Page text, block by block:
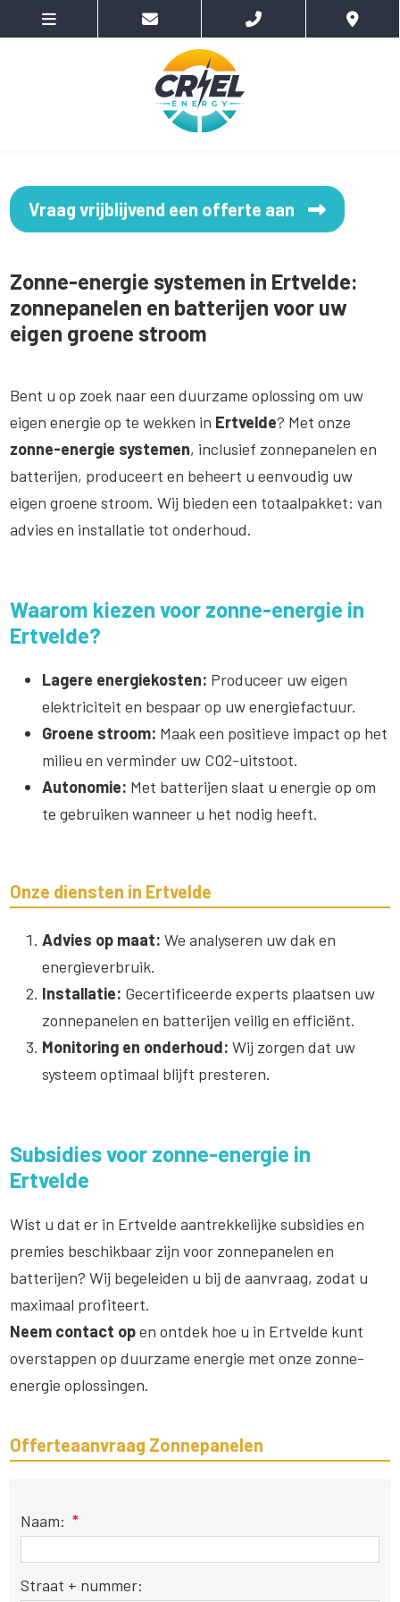
Vraag vrijblijvend een offerte aan
Zonne-energie systemen in Ertvelde:
zonnepanelen en batterijen voor uw
eigen groene stroom
Bent u op zoek naar een duurzame oplossing om uw
eigen energie op te wekken in Ertvelde? Met onze
zonne-energie systemen, inclusief zonnepanelen en
batterijen, produceert en beheert u eenvoudig uw
eigen groene stroom. Wij bieden een totaalpakket: van
advies en installatie tot onderhoud.
Waarom kiezen voor zonne-energie in
Ertvelde?
Lagere energiekosten: Produceer uw eigen
elektriciteit en bespaar op uw energiefactuur.
Groene stroom: Maak een positieve impact op het
milieu en verminder uw CO2-uitstoot.
Autonomie: Met batterijen slaat u energie op om
te gebruiken wanneer u het nodig heeft.
Onze diensten in Ertvelde
Advies op maat: We analyseren uw dak en
energieverbruik.
Installatie: Gecertificeerde experts plaatsen uw
zonnepanelen en batterijen veilig en efficiënt.
Monitoring en onderhoud: Wij zorgen dat uw
systeem optimaal blijft presteren.
Subsidies voor zonne-energie in
Ertvelde
Wist u dat er in Ertvelde aantrekkelijke subsidies en
premies beschikbaar zijn voor zonnepanelen en
batterijen? Wij begeleiden u bij de aanvraag, zodat u
maximaal profiteert.
Neem contact open ontdek hoe u in Ertvelde kunt
overstappen op duurzame energie met onze zonne-
energie oplossingen.
Offerteaanvraag Zonnepanelen
Naam: *
Straat + nummer: